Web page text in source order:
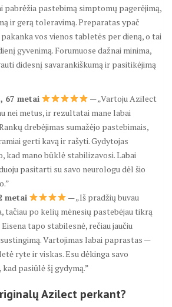
pabrėžia pastebimą simptomų pagerėjimą,
ir gerą toleravimą. Preparatas ypač
vos vienos tabletės per dieną, o tai
gyvenimą. Forumuose dažnai minima,
didesnį savarankiškumą ir pasitikėjimą
67 metai
— „Vartoju Azilect
nei metus, ir rezultatai mane labai
drebėjimas sumažėjo pastebimais,
gerti kavą ir rašyti. Gydytojas
kad mano būklė stabilizavosi. Labai
pasitarti su savo neurologu dėl šio
metai
— „Iš pradžių buvau
tačiau po kelių mėnesių pastebėjau tikrą
tapo stabilesnė, rečiau jaučiu
Vartojimas labai paprastas —
ryte ir viskas. Esu dėkinga savo
pasiūlė šį gydymą.”
Azilect perkant?